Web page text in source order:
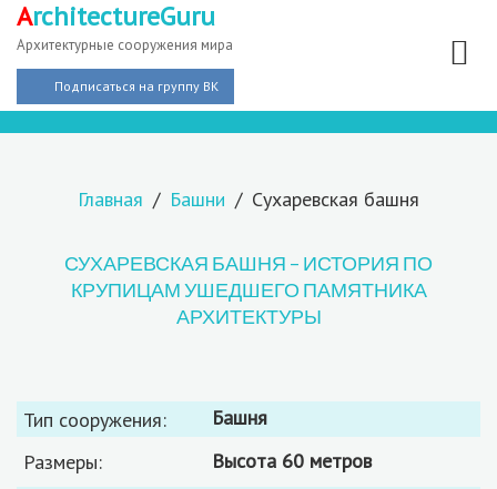
ArchitectureGuru
Архитектурные сооружения мира
Подписаться на группу ВК
Главная Башни Сухаревская башня
СУХАРЕВСКАЯ БАШНЯ – ИСТОРИЯ ПО
КРУПИЦАМ УШЕДШЕГО ПАМЯТНИКА
АРХИТЕКТУРЫ
Тип сооружения:
башня
Размеры:
высота 60 метров